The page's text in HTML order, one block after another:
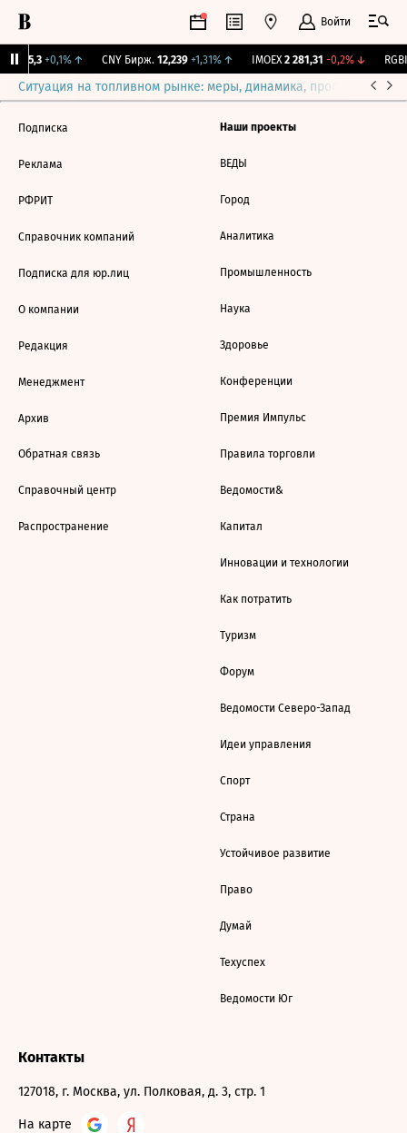
Войти
115,3 +0,1%↑ CNY Бирж. 12,239 +1,31%↑ IMOEX 2 281,31 -0,2%↓
Ситуация на топливном рынке: меры, динамика, прогнозы
Подписка
Реклама
РФРИТ
Справочник компаний
Подписка для юр.лиц
О компании
Редакция
Менеджмент
Архив
Обратная связь
Справочный центр
Распространение
Наши проекты
ВЕДЫ
Город
Аналитика
Промышленность
Наука
Здоровье
Конференции
Премия Импульс
Правила торговли
Ведомости&
Капитал
Инновации и технологии
Как потратить
Туризм
Форум
Ведомости Северо-Запад
Идеи управления
Спорт
Страна
Устойчивое развитие
Право
Думай
Техуспех
Ведомости Юг
Контакты
127018, г. Москва, ул. Полковая, д. 3, стр. 1
На карте